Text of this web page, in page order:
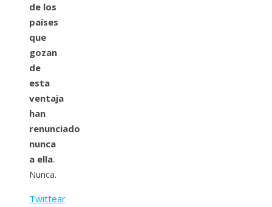
de los
países
que
gozan
de
esta
ventaja
han
renunciado
nunca
a ella.
Nunca.
Twittear